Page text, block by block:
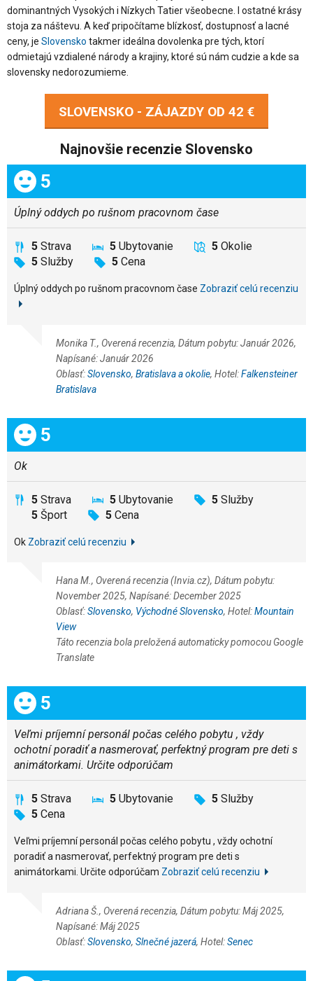
dominantných Vysokých i Nízkych Tatier všeobecne. I ostatné krásy
stoja za náštevu. A keď pripočítame blízkosť, dostupnosť a lacné
ceny, je Slovensko takmer ideálna dovolenka pre tých, ktorí
odmietajú vzdialené národy a krajiny, ktoré sú nám cudzie a kde sa
slovensky nedorozumieme.
SLOVENSKO - ZÁJAZDY OD 42 €
Najnovšie recenzie Slovensko
Celkom:
5
Úplný oddych po rušnom pracovnom čase
5 Strava 5 Ubytovanie 5 Okolie
5 Služby 5 Cena
Úplný oddych po rušnom pracovnom čase Zobraziť celú recenziu
Monika T., Overená recenzia, Dátum pobytu: Január 2026,
Napísané: Január 2026
Oblasť:Slovensko, Bratislava a okolie, Hotel:Falkensteiner
Bratislava
Celkom:
5
Ok
5 Strava 5 Ubytovanie 5 Služby
5 Šport 5 Cena
Ok Zobraziť celú recenziu
Hana M., Overená recenzia (Invia.cz), Dátum pobytu:
November 2025, Napísané: December 2025
Oblasť:Slovensko, Východné Slovensko, Hotel:Mountain
View
Táto recenzia bola preložená automaticky pomocou Google
Translate
Celkom:
5
Veľmi príjemní personál počas celého pobytu , vždy
ochotní poradiť a nasmerovať, perfektný program pre deti s
animátorkami. Určite odporúčam
5 Strava 5 Ubytovanie 5 Služby
5 Cena
Veľmi príjemní personál počas celého pobytu , vždy ochotní
poradiť a nasmerovať, perfektný program pre deti s
animátorkami. Určite odporúčam Zobraziť celú recenziu
Adriana Š., Overená recenzia, Dátum pobytu: Máj 2025,
Napísané: Máj 2025
Oblasť:Slovensko, Slnečné jazerá, Hotel:Senec